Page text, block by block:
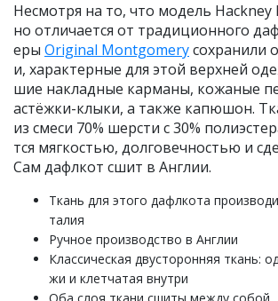
Несмотря на то, что модель Hackney
но отличается от традиционного
еры Original Montgomeryсохранили
и, характерные для этой верхней
шие накладные карманы, кожаные
астёжки-клыки, а также капюшон.
из смеси 70% шерсти с 30%
тся мягкостью, долговечностью и
Сам дафлкот сшит в Англии.
Ткань для этого дафлкота
талия
Ручное производство в Англии
Классическая двусторонняя ткань:
жи и клетчатая внутри